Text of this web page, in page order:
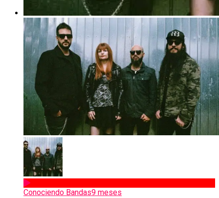
Conociendo Bandas9 meses